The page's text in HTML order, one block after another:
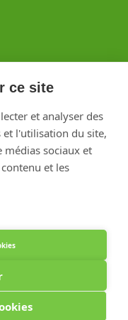
ce site
et analyser des
l'utilisation du site,
sociaux et
et les
81b - 2440 Geel - BE